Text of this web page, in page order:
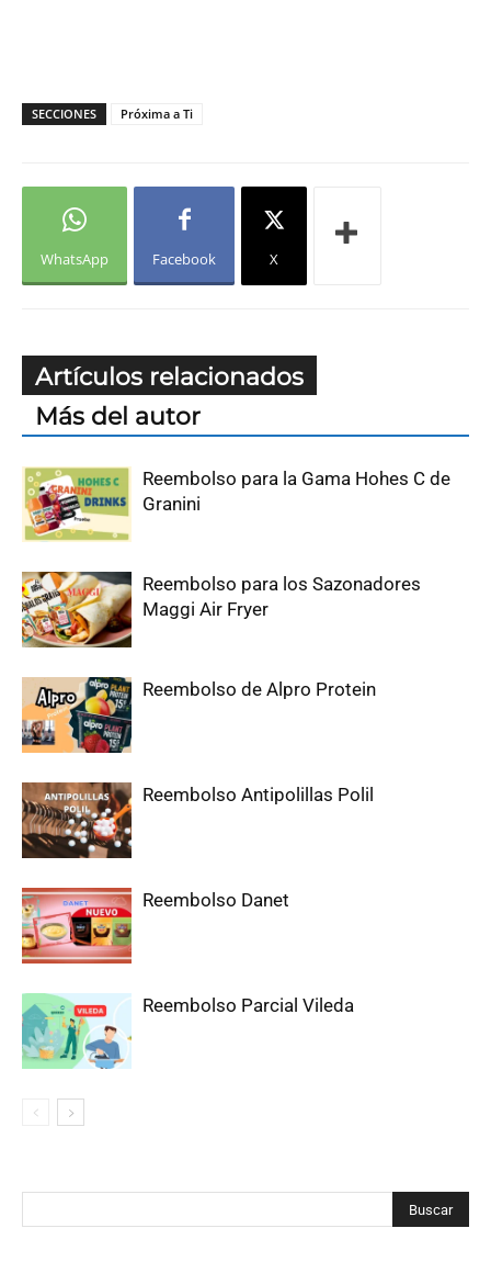
SECCIONES Próxima a Ti
WhatsApp Facebook X
Artículos relacionados
Más del autor
Reembolso para la Gama Hohes C de
Granini
Reembolso para los Sazonadores
Maggi Air Fryer
Reembolso de Alpro Protein
Reembolso Antipolillas Polil
Reembolso Danet
Reembolso Parcial Vileda